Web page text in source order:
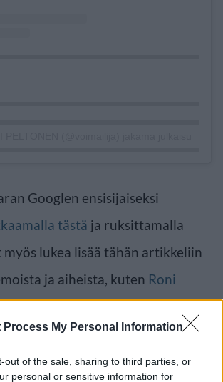
Process My Personal Information
out of the sale, sharing to third parties, or
personal or sensitive information for
Googlen ensisijaiseksi
tästä ja ruksittamalla
lukea lisää tähän artikkeliin
ja aiheista, kuten Roni
samasta aihealueesta
-osioistamme.
meistä· Toimitusperiaatteet